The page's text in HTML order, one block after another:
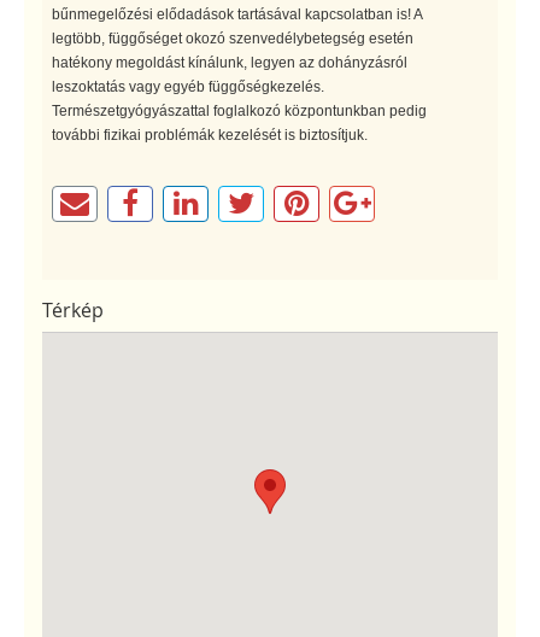
bűnmegelőzési elődadások tartásával kapcsolatban is! A
legtöbb, függőséget okozó szenvedélybetegség esetén
hatékony megoldást kínálunk, legyen az dohányzásról
leszoktatás vagy egyéb függőségkezelés.
Természetgyógyászattal foglalkozó központunkban pedig
további fizikai problémák kezelését is biztosítjuk.
Térkép